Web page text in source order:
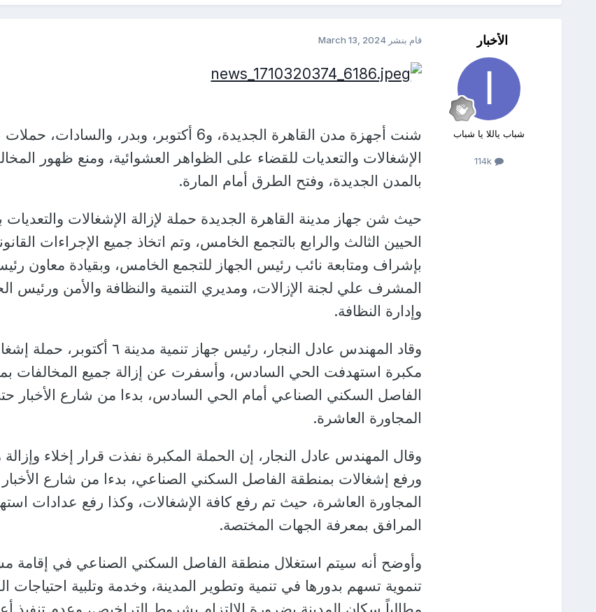
الأخبار
شباب ياللا يا شباب
114k
قام بنشر March 13, 2024
شنت أجهزة مدن القاهرة الجديدة، و6 أكتوبر، وبدر، والسادات،
الإشغالات والتعديات للقضاء على الظواهر العشوائية، ومنع ظهور
بالمدن الجديدة، وفتح الطرق أمام المارة.
حيث شن جهاز مدينة القاهرة الجديدة حملة لإزالة الإشغالات والتعديات
الحيين الثالث والرابع بالتجمع الخامس، وتم اتخاذ جميع الإجراءات
بإشراف ومتابعة نائب رئيس الجهاز للتجمع الخامس، وبقيادة معاون
المشرف علي لجنة الإزالات، ومديري التنمية والنظافة والأمن ورئيس
وإدارة النظافة.
وقاد المهندس عادل النجار، رئيس جهاز تنمية مدينة ٦ أكتوبر،
مكبرة استهدفت الحي السادس، وأسفرت عن إزالة جميع المخالفات
الفاصل السكني الصناعي أمام الحي السادس، بدءا من شارع الأخبار
المجاورة العاشرة.
وقال المهندس عادل النجار، إن الحملة المكبرة نفذت قرار إخلاء
ورفع إشغالات بمنطقة الفاصل السكني الصناعي، بدءا من شارع
المجاورة العاشرة، حيث تم رفع كافة الإشغالات، وكذا رفع عدادات
المرافق بمعرفة الجهات المختصة.
وأوضح أنه سيتم استغلال منطقة الفاصل السكني الصناعي في إقامة
تنموية تسهم بدورها في تنمية وتطوير المدينة، وخدمة وتلبية احتياجات